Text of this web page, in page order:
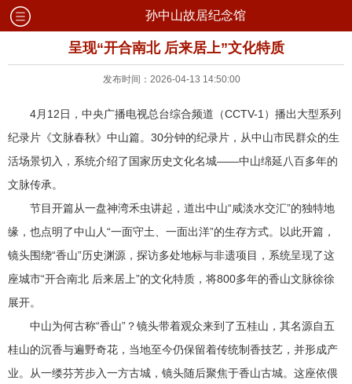
孙中山故居纪念馆
呈现“开合南北 后来居上”文化特质
发布时间：2026-04-13 14:50:00
4月12日，中央广播电视总台综合频道（CCTV-1）播出大型系列
纪录片《文脉春秋》中山篇。30分钟的纪录片，从中山市民群众的生
活场景切入，系统介绍了国家历史文化名城——中山绵延八百多年的
文脉传承。
节目开篇从一盘神湾禾虫讲起，道出中山“咸淡水交汇”的独特地
缘，也点明了中山人“一面守土、一面出洋”的生存方式。以此开篇，
镜头围绕“香山”历史渊源，探访多处地标与非遗项目，系统呈现了这
座城市“开合南北 后来居上”的文化特质，将800多年的香山文脉徐徐
展开。
中山为何古称“香山”？镜头带着观众来到了五桂山，其名源自五
桂山的沉香与遍野奇花，当地至今仍保留着传统制香技艺，并形成产
业。从一缕芬芳步入一方古城，镜头随后聚焦于香山古城。这座依偎